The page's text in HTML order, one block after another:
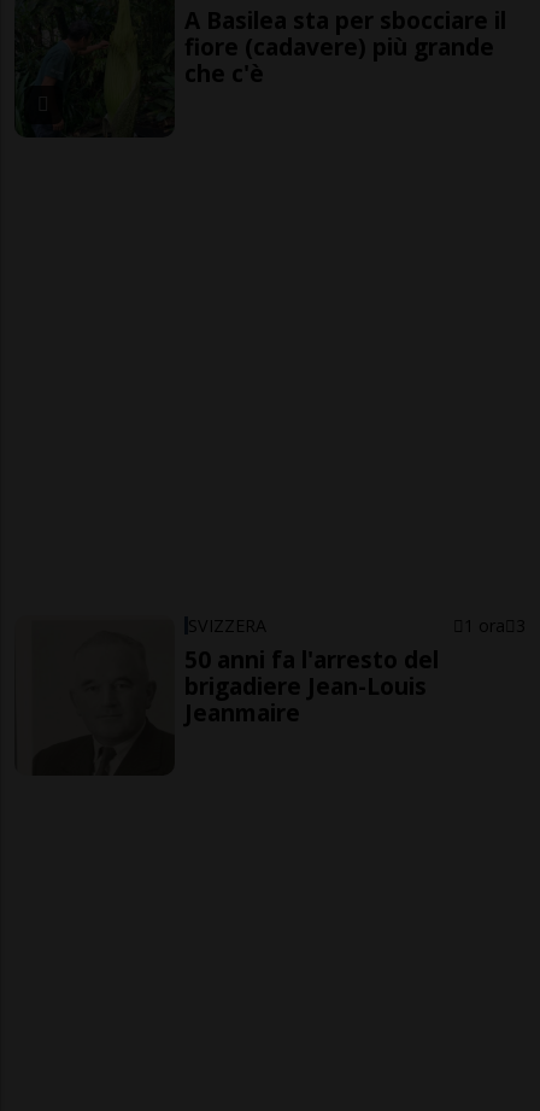
A Basilea sta per sbocciare il
fiore (cadavere) più grande
che c'è
SVIZZERA 1 ora 3
50 anni fa l'arresto del
brigadiere Jean-Louis
Jeanmaire